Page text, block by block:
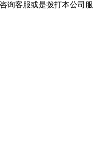
询客服或是拨打本公司服